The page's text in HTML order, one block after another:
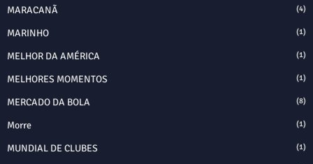
MARACANÃ (4)
MARINHO (1)
MELHOR DA AMÉRICA (1)
MELHORES MOMENTOS (1)
MERCADO DA BOLA (8)
Morre (1)
MUNDIAL DE CLUBES (1)